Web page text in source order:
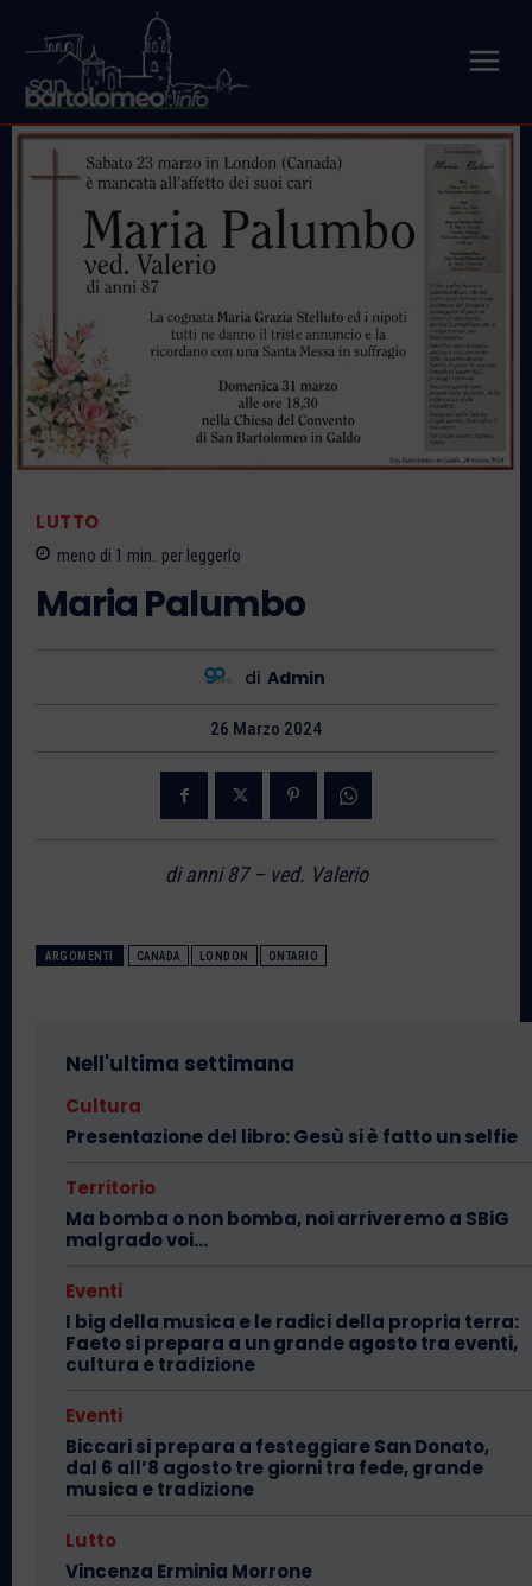
LUTTO
meno di 1 min. per leggerlo
Maria Palumbo
di Admin
26 Marzo 2024
di anni 87 – ved. Valerio
ARGOMENTI CANADA LONDON ONTARIO
Nell'ultima settimana
Cultura
Presentazione del libro: Gesù si è fatto un selfie
Territorio
Ma bomba o non bomba, noi arriveremo a SBiG
malgrado voi…
Eventi
I big della musica e le radici della propria terra:
Faeto si prepara a un grande agosto tra eventi,
cultura e tradizione
Eventi
Biccari si prepara a festeggiare San Donato,
dal 6 all’8 agosto tre giorni tra fede, grande
musica e tradizione
Lutto
Vincenza Erminia Morrone